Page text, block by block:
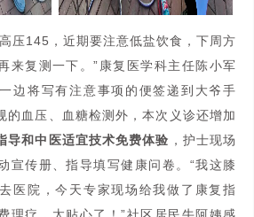
145，近期要注意低盐饮食，下周方
来复测一下。”康复医学科主任陈小军
边将写有注意事项的便签递到大爷手
的血压、血糖检测外，本次义诊还增加
导和中医适宜技术免费体验 ，护士现场
宣传册、指导填写健康问卷。“我这膝
医院，今天专家现场给我做了康复指
理疗，太贴心了！”社区居民牛阿姨感